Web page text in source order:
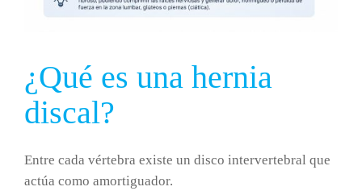
¿Qué es una hernia
discal?
Entre cada vértebra existe un disco intervertebral que
actúa como amortiguador.